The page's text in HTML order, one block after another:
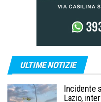
ULTIME NOTIZIE
Incidente
Lazio,